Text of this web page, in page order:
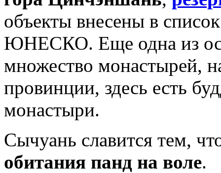
объекты внесены в
ЮНЕСКО. Еще одна из
множество монастырей,
провинции, здесь есть
монастыри.
Сычуань славится тем,
обитания панд на воле.